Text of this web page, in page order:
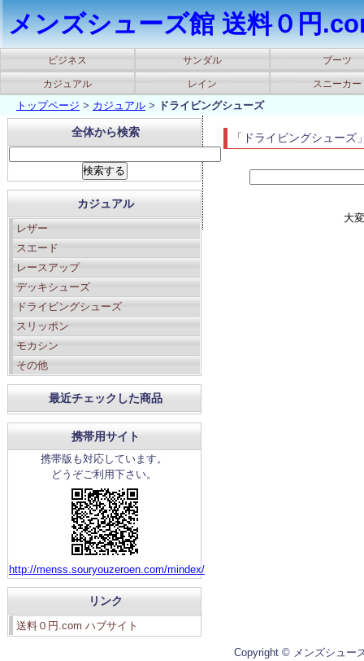
メンズシューズ館 送料０円
ビジネス サンダル ブーツ
カジュアル レイン スニーカー
トップページ > カジュアル > ドライビングシューズ
「ドライビングシュー
大
全体から検索
カジュアル
レザー
スエード
レースアップ
デッキシューズ
ドライビングシューズ
スリッポン
モカシン
その他
最近チェックした商品
携帯用サイト
携帯版も対応しています。
どうぞご利用下さい。
http://menss.souryouzeroen.com/mindex/
リンク
送料０円.com ハブサイト
Copyright © メンズシュー